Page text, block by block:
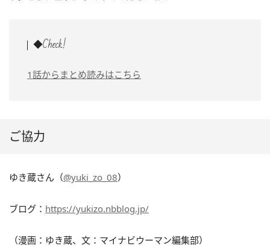
◆Check!
1話からまとめ読みはこちら
ご協力
ゆき蔵さん（@yuki_zo_08）
ブログ： https://yukizo.nbblog.jp/
（漫画：ゆき蔵、文：マイナビウーマン編集部）